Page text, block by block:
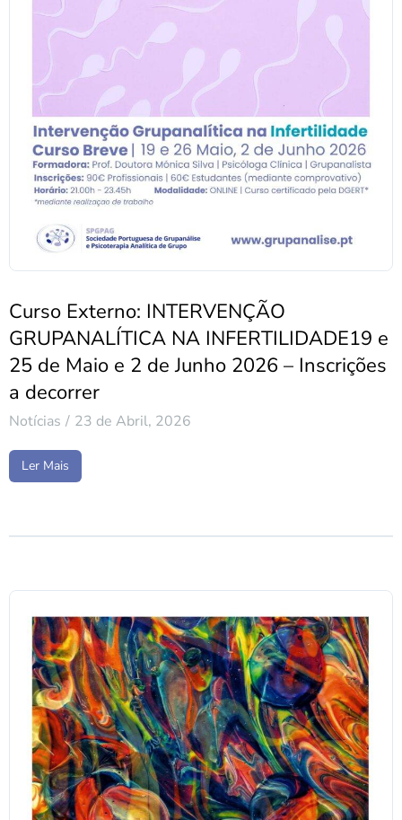
Curso Externo: INTERVENÇÃO
GRUPANALÍTICA NA INFERTILIDADE19 e
25 de Maio e 2 de Junho 2026 – Inscrições
a decorrer
Notícias 23 de Abril, 2026
Ler Mais